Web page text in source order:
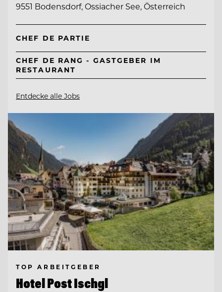
9551 Bodensdorf, Ossiacher See, Österreich
CHEF DE PARTIE
CHEF DE RANG - GASTGEBER IM
RESTAURANT
Entdecke alle Jobs
TOP ARBEITGEBER
Hotel Post Ischgl